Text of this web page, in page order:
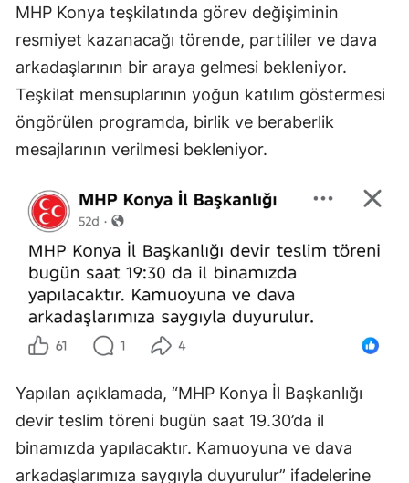
Eskişehir
Gaziantep
Giresun
Gümüşhane
Hatay
Mersin
İstanbul
Kars
Kastamonu
Kayseri
MHP Konya teşkilatında görev değişiminin
resmiyet kazanacağı törende, partililer ve dava
arkadaşlarının bir araya gelmesi bekleniyor.
Teşkilat mensuplarının yoğun katılım göstermesi
öngörülen programda, birlik ve beraberlik
mesajlarının verilmesi bekleniyor.
Yapılan açıklamada, “MHP Konya İl Başkanlığı
devir teslim töreni bugün saat 19.30’da il
binamızda yapılacaktır. Kamuoyuna ve dava
arkadaşlarımıza saygıyla duyurulur” ifadelerine